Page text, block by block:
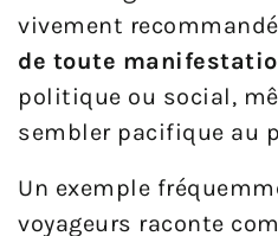
vivement
de toute
politique ou social,
sembler pacifique au
Un exemple
voyageurs raconte